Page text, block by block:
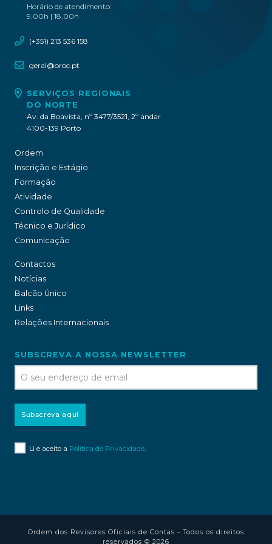
Horário de atendimento:
9.00h | 18.00h
(+351) 213 536 158
geral@oroc.pt
SERVIÇOS REGIONAIS
DO NORTE
Av. da Boavista, nº 3477/3521, 2º andar
4100-139 Porto
Ordem
Inscrição e Estágio
Formação
Atividade
Controlo de Qualidade
Técnico e Jurídico
Comunicação
Contactos
Notícias
Balcão Único
Links
Relações Internacionais
SUBSCREVA A NOSSA NEWSLETTER
Subscreva aqui
Li e aceito a Política de Privacidade.
Ordem dos Revisores Oficiais de Contas – Todos os direitos
reservados © 2026